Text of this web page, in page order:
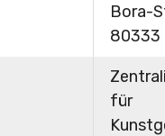
Bora-
80333
für